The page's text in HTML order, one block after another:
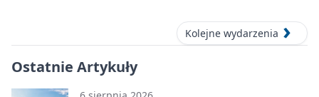
Kolejne wydarzenia
Ostatnie Artykuły